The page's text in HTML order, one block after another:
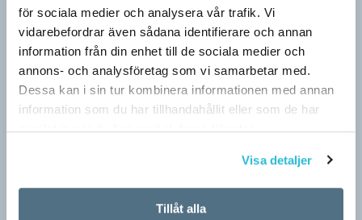
för sociala medier och analysera vår trafik. Vi
vidarebefordrar även sådana identifierare och annan
information från din enhet till de sociala medier och
annons- och analysföretag som vi samarbetar med.
Dessa kan i sin tur kombinera informationen med annan
information som du har tillhandahållit eller som de har
samlat in när du har använt deras tjänster.
Visa detaljer
Tillåt alla
– Vinnarna visar att lyckade ordvitsar alltid går hem. En bra
kommunslogan kombinerar ett träffsäkert budskap om